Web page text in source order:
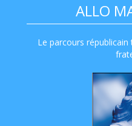
ALLO
Le parcours